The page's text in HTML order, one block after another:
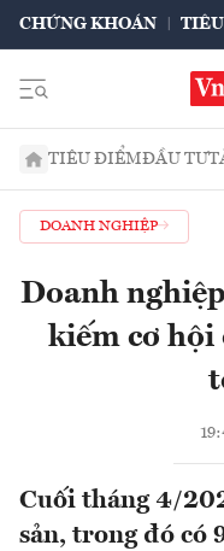
CHỨNG KHOÁN
TIÊU ĐIỂMĐẦU TƯ
DOANH NGHIỆP
Doanh
kiếm cơ hội
Cuối tháng 4/
sản, trong đó có